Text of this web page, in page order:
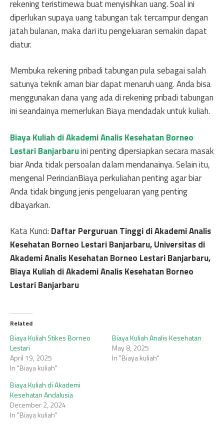
rekening teristimewa buat menyisihkan uang. Soal ini
diperlukan supaya uang tabungan tak tercampur dengan
jatah bulanan, maka dari itu pengeluaran semakin dapat
diatur.
Membuka rekening pribadi tabungan pula sebagai salah
satunya teknik aman biar dapat menaruh uang. Anda bisa
menggunakan dana yang ada di rekening pribadi tabungan
ini seandainya memerlukan Biaya mendadak untuk kuliah.
Biaya Kuliah di Akademi Analis Kesehatan Borneo
Lestari Banjarbaruini penting dipersiapkan secara masak
biar Anda tidak persoalan dalam mendanainya. Selain itu,
mengenal PerincianBiaya perkuliahan penting agar biar
Anda tidak bingung jenis pengeluaran yang penting
dibayarkan.
Kata Kunci: Daftar Perguruan Tinggi di Akademi Analis
Kesehatan Borneo Lestari Banjarbaru, Universitas di
Akademi Analis Kesehatan Borneo Lestari Banjarbaru,
Biaya Kuliah di Akademi Analis Kesehatan Borneo
Lestari Banjarbaru
Related
Biaya Kuliah Stikes Borneo
Lestari
April 19, 2025
In "Biaya kuliah"
Biaya Kuliah Analis Kesehatan
May 8, 2025
In "Biaya kuliah"
Biaya Kuliah di Akademi
Kesehatan Andalusia
December 2, 2024
In "Biaya kuliah"